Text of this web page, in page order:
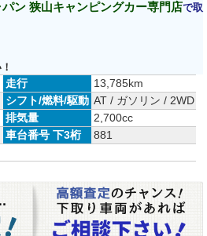
走行
13,785km
シフト/燃料/駆動 AT / ガソリン / 2WD
排気量
2,700cc
車台番号 下3桁
881
ン 狭山キャンピングカー専門店で取